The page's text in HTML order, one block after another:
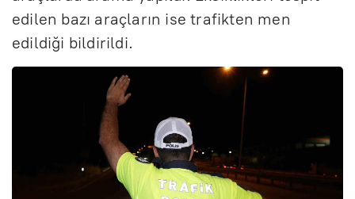
edilen bazı araçların ise trafikten men
edildiği bildirildi.